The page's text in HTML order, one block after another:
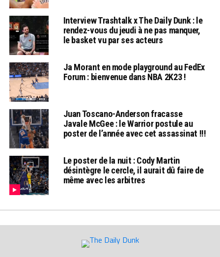
Interview Trashtalk x The Daily Dunk : le
rendez-vous du jeudi à ne pas manquer,
le basket vu par ses acteurs
Ja Morant en mode playground au FedEx
Forum : bienvenue dans NBA 2K23 !
Juan Toscano-Anderson fracasse
Javale McGee : le Warrior postule au
poster de l’année avec cet assassinat !!!
Le poster de la nuit : Cody Martin
désintègre le cercle, il aurait dû faire de
même avec les arbitres